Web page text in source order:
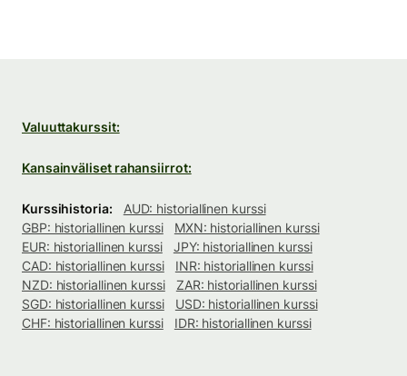
Valuuttakurssit:
Kansainväliset rahansiirrot:
Kurssihistoria:
AUD: historiallinen kurssi
GBP: historiallinen kurssi
MXN: historiallinen kurssi
EUR: historiallinen kurssi
JPY: historiallinen kurssi
CAD: historiallinen kurssi
INR: historiallinen kurssi
NZD: historiallinen kurssi
ZAR: historiallinen kurssi
SGD: historiallinen kurssi
USD: historiallinen kurssi
CHF: historiallinen kurssi
IDR: historiallinen kurssi